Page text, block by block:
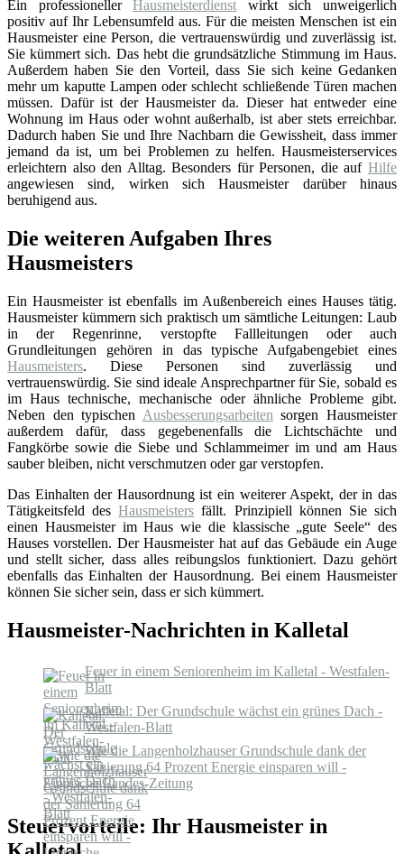
Ein professionellerHausmeisterdienst wirkt sich unweigerlich
positiv auf Ihr Lebensumfeld aus. Für die meisten Menschen ist ein
Hausmeister eine Person, die vertrauenswürdig und zuverlässig ist.
Sie kümmert sich. Das hebt die grundsätzliche Stimmung im Haus.
Außerdem haben Sie den Vorteil, dass Sie sich keine Gedanken
mehr um kaputte Lampen oder schlecht schließende Türen machen
müssen. Dafür ist der Hausmeister da. Dieser hat entweder eine
Wohnung im Haus oder wohnt außerhalb, ist aber stets erreichbar.
Dadurch haben Sie und Ihre Nachbarn die Gewissheit, dass immer
jemand da ist, um bei Problemen zu helfen. Hausmeisterservices
erleichtern also den Alltag. Besonders für Personen, die auf Hilfe
angewiesen sind, wirken sich Hausmeister darüber hinaus
beruhigend aus.
Die weiteren Aufgaben Ihres
Hausmeisters
Ein Hausmeister ist ebenfalls im Außenbereich eines Hauses tätig.
Hausmeister kümmern sich praktisch um sämtliche Leitungen: Laub
in der Regenrinne, verstopfte Fallleitungen oder auch
Grundleitungen gehören in das typische Aufgabengebiet eines
Hausmeisters. Diese Personen sind zuverlässig und
vertrauenswürdig. Sie sind ideale Ansprechpartner für Sie, sobald es
im Haus technische, mechanische oder ähnliche Probleme gibt.
Neben den typischen Ausbesserungsarbeiten sorgen Hausmeister
außerdem dafür, dass gegebenenfalls die Lichtschächte und
Fangkörbe sowie die Siebe und Schlammeimer im und am Haus
sauber bleiben, nicht verschmutzen oder gar verstopfen.
Das Einhalten der Hausordnung ist ein weiterer Aspekt, der in das
Tätigkeitsfeld desHausmeisters fällt. Prinzipiell können Sie sich
einen Hausmeister im Haus wie die klassische „gute Seele“ des
Hauses vorstellen. Der Hausmeister hat auf das Gebäude ein Auge
und stellt sicher, dass alles reibungslos funktioniert. Dazu gehört
ebenfalls das Einhalten der Hausordnung. Bei einem Hausmeister
können Sie sicher sein, dass er sich kümmert.
Hausmeister-Nachrichten in Kalletal
Feuer in einem Seniorenheim im Kalletal - Westfalen-
Blatt
Kalletal: Der Grundschule wächst ein grünes Dach -
Westfalen-Blatt
Wie die Langenholzhauser Grundschule dank der
Sanierung 64 Prozent Energie einsparen will -
Lippische Landes-Zeitung
Steuervorteile: Ihr Hausmeister in